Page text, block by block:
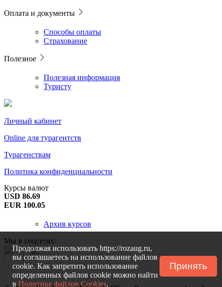
Продолжая использовать https://rozaug.ru,
вы соглашаетесь на использование файлов
cookie. Как запретить использование
определенных файлов cookie можно найти
вПолитике файлов Cookies.
Принять
Оплата и документы
Способы оплаты
Страхование
Полезное
Полезная информация
Туристу
Личный кабинет
Online для турагентств
Турагенствам
Политика конфиденциальности
Курсы валют
USD 86.69
EUR 100.05
Архив курсов
Мы в соцсетях: